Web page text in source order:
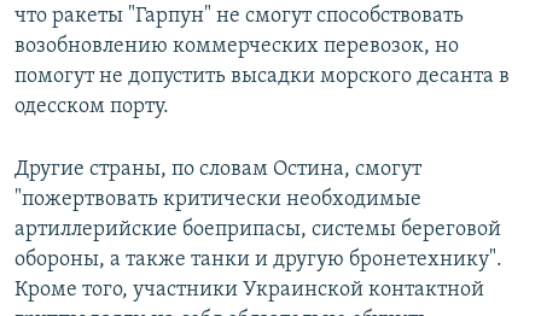
что ракеты "Гарпун" не смогут способствовать
возобновлению коммерческих перевозок, но
помогут не допустить высадки морского десанта в
одесском порту.
Другие страны, по словам Остина, смогут
"пожертвовать критически необходимые
артиллерийские боеприпасы, системы береговой
обороны, а также танки и другую бронетехнику".
Кроме того, участники Украинской контактной